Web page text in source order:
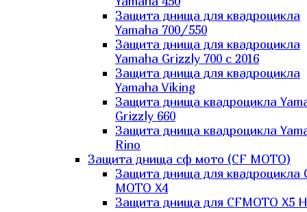
Защита днища для квадроцикла
Yamaha 700/550
Защита днища для квадроцикла
Yamaha Grizzly 700 с 2016
Защита днища для квадроцикла
Yamaha Viking
Защита днища квадроцикла
Grizzly 660
Защита днища квадроцикла
Rino
Защита днища сф мото (CF MOTO)
Защита днища для квадроцикла
MOTO X4
Защита днища для CFMOTO X5